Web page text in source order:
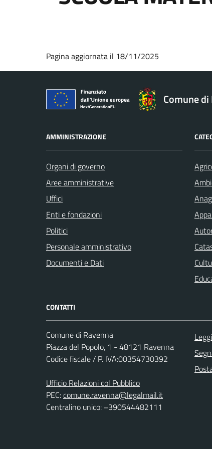
Pagina aggiornata il 18/11/2025
Comune
AMMINISTRAZIONE
Organi di governo
Aree amministrative
Uffici
Enti e fondazioni
Politici
Personale amministrativo
Documenti e Dati
CONTATTI
Comune di Ravenna
Piazza del Popolo, 1 - 48121 Ravenna
Codice fiscale / P. IVA:00354730392
Ufficio Relazioni col Pubblico
PEC:comune.ravenna@legalmail.it
Centralino unico: +390544482111